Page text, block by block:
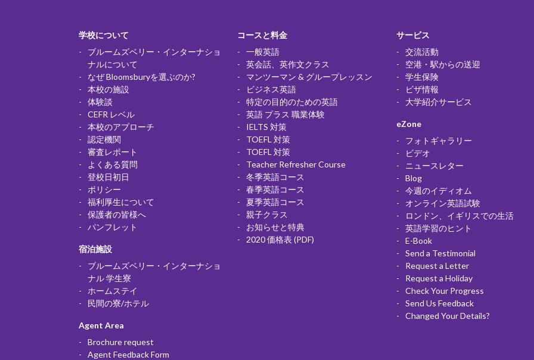
学校について
ブルームズベリー・インターナショ
ナルについて
なぜ Bloomsburyを選ぶのか?
本校の施設
体験談
CEFR レベル
本校のアプローチ
認定機関
審査レポート
よくある質問
登校日初日
ポリシー
福利厚生について
保護者の皆様へ
パンフレット
宿泊施設
ブルームズベリー・インターナショ
ナル 学生寮
ホームステイ
民間の寮/ホテル
Agent Area
Brochure request
Agent Feedback Form
コースと料金
一般英語
英会話、英作文クラス
マンツーマン & グループレッスン
ビジネス英語
特定の目的のための英語
英語 プラス 職業体験
IELTS 対策
TOEFL 対策
TOEFL 対策
Teacher Refresher Course
冬季英語コース
春季英語コース
夏季英語コース
親子クラス
お知らせと特典
2020 価格表 (PDF)
サービス
交流活動
空港・駅からの送迎
学生保険
ビザ情報
大学紹介サービス
eZone
フォトギャラリー
ビデオ
ニュースレター
Blog
今週のイディオム
オンライン英語試験
ロンドン、イギリスでの生活
英語学習のヒント
E-Book
Send a Testimonial
Request a Letter
Request a Holiday
Check Your Progress
Send Us Feedback
Changed Your Details?